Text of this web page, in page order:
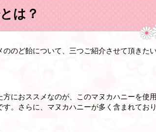
は？
のど飴について、三つご紹介させて頂きた
におススメなのが、このマヌカハニーを使
。さらに、マヌカハニーが多く含まれており